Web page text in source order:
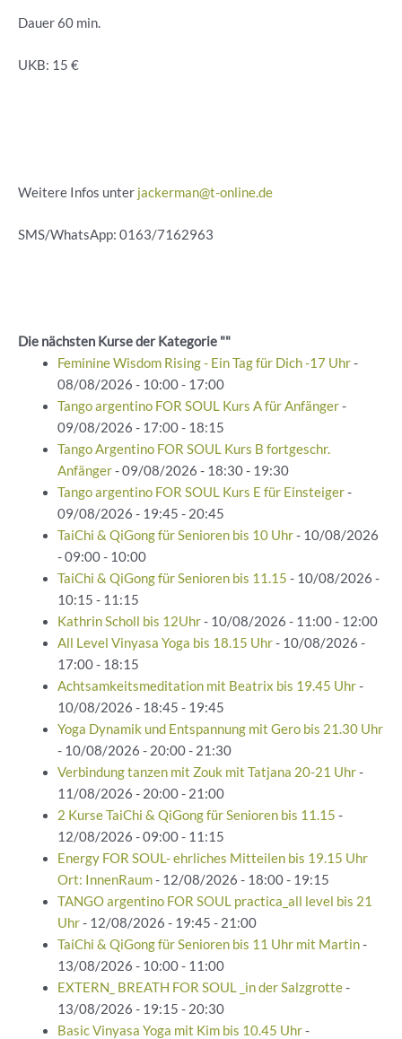
Dauer 60 min.
UKB: 15 €
Weitere Infos unter jackerman@t-online.de
SMS/WhatsApp: 0163/7162963
Die nächsten Kurse der Kategorie ""
Feminine Wisdom Rising - Ein Tag für Dich -17 Uhr-
08/08/2026 - 10:00 - 17:00
Tango argentino FOR SOUL Kurs A für Anfänger-
09/08/2026 - 17:00 - 18:15
Tango Argentino FOR SOUL Kurs B fortgeschr.
Anfänger- 09/08/2026 - 18:30 - 19:30
Tango argentino FOR SOUL Kurs E für Einsteiger-
09/08/2026 - 19:45 - 20:45
TaiChi & QiGong für Senioren bis 10 Uhr- 10/08/2026
- 09:00 - 10:00
TaiChi & QiGong für Senioren bis 11.15 - 10/08/2026 -
10:15 - 11:15
Kathrin Scholl bis 12Uhr- 10/08/2026 - 11:00 - 12:00
All Level Vinyasa Yoga bis 18.15 Uhr- 10/08/2026 -
17:00 - 18:15
Achtsamkeitsmeditation mit Beatrix bis 19.45 Uhr-
10/08/2026 - 18:45 - 19:45
Yoga Dynamik und Entspannung mit Gero bis 21.30 Uhr
- 10/08/2026 - 20:00 - 21:30
Verbindung tanzen mit Zouk mit Tatjana 20-21 Uhr-
11/08/2026 - 20:00 - 21:00
2 Kurse TaiChi & QiGong für Senioren bis 11.15 -
12/08/2026 - 09:00 - 11:15
Energy FOR SOUL- ehrliches Mitteilen bis 19.15 Uhr
Ort: InnenRaum- 12/08/2026 - 18:00 - 19:15
TANGO argentino FOR SOUL practica_all level bis 21
Uhr- 12/08/2026 - 19:45 - 21:00
TaiChi & QiGong für Senioren bis 11 Uhr mit Martin-
13/08/2026 - 10:00 - 11:00
EXTERN_ BREATH FOR SOUL _in der Salzgrotte-
13/08/2026 - 19:15 - 20:30
Basic Vinyasa Yoga mit Kim bis 10.45 Uhr-